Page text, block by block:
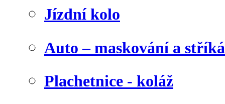
Jízdní kolo
Auto – maskování a
Plachetnice - koláž